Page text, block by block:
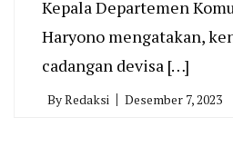
Kepala Departemen
Haryono mengatakan,
cadangan devisa […]
ByRedaksi Desember 7, 2023